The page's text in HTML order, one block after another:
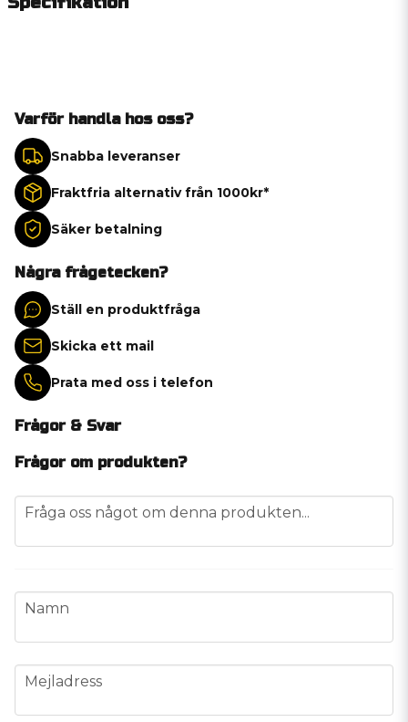
Varför handla hos oss?
Snabba leveranser
Fraktfria alternativ från 1000kr*
Säker betalning
Några frågetecken?
Ställ en produktfråga
Skicka ett mail
Prata med oss i telefon
Frågor & Svar
Frågor om produkten?
question
Fråga oss något om denna produkten...
name
Namn
email
Mejladress